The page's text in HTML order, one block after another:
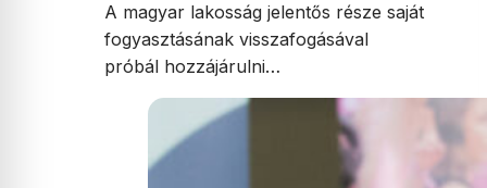
A magyar lakosság jelentős része saját
fogyasztásának visszafogásával
próbál hozzájárulni…